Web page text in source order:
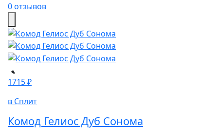
0 отзывов
1715 ₽
в Сплит
Комод Гелиос Дуб Сонома